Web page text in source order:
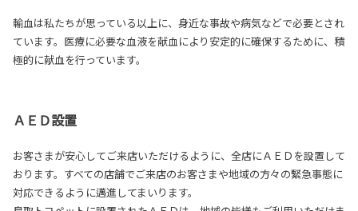
輸血は私たちが思っている以上に、身近な事故や病気などで必要とされ
ています。医療に必要な血液を献血により安定的に確保するために、積
極的に献血を行っています。
ＡＥＤ設置
お客さまが安心してご来店いただけるように、全店にＡＥＤを設置して
おります。すべての店舗でご来店のお客さまや地域の方々の緊急事態に
対応できるように邁進してまいります。